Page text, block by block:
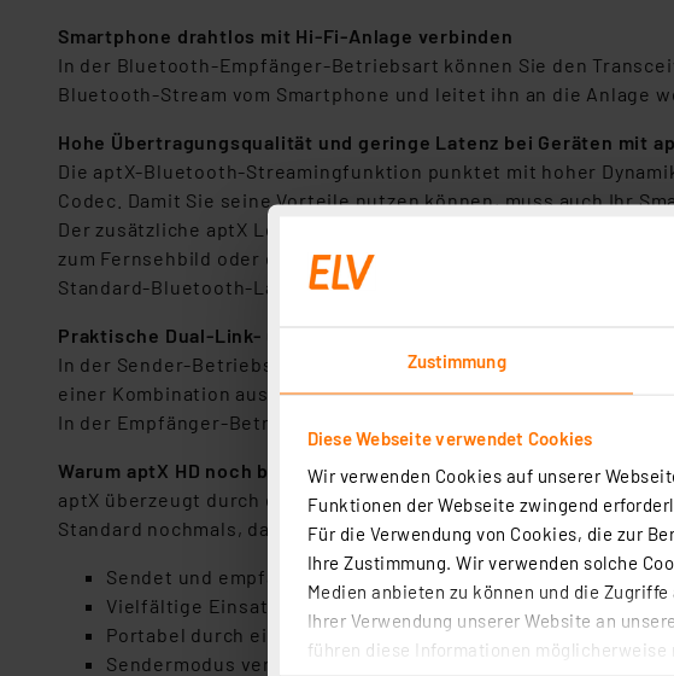
Zustimmung
Diese Webseite verwendet Cookies
Wir verwenden Cookies auf unserer
Funktionen der Webseite zwingend
Für die Verwendung von Cookies, die zur
Ihre Zustimmung. Wir verwenden solche
Medien anbieten zu können und die
Ihrer Verwendung unserer Website an
führen diese Informationen
Smartphone drahtlos mit Hi-Fi-Anlage verbinden
In der Bluetooth-Empfänger-Betriebsart können Sie den
Bluetooth-Stream vom Smartphone und leitet ihn an die Anlage
Hohe Übertragungsqualität und geringe Latenz bei Geräten mit
Die aptX-Bluetooth-Streamingfunktion punktet mit hoher
Codec. Damit Sie seine Vorteile nutzen können, muss auch Ihr
Der zusätzliche aptX Low Latency Codec wurde speziell für
zum Fernsehbild oder erhalten akustische Rückmeldungen bei
Standard-Bluetooth-Latenz von mehr als 150 ms (+/- 50 ms).
Praktische Dual-Link- und Multipoint-Funktion
In der Sender-Betriebsart können Sie gleichzeitig auf zwei
einer Kombination aus beiden.
In der Empfänger-Betriebsart ist die Kopplung mit zwei Audio-
Warum aptX HD noch besser ist als aptX
aptX überzeugt durch eine hervorragende
Standard nochmals, da das Audiosignal mit 24 Bit statt mit 8 Bit
Sendet und empfängt Musikdateien via Bluetooth
Vielfältige Einsatzmöglichkeiten dank Dual-Modus
Portabel durch eingebauten Akku (350 mAh)
Sendermodus verbindet z. B. TV mit Bluetooth-Headset